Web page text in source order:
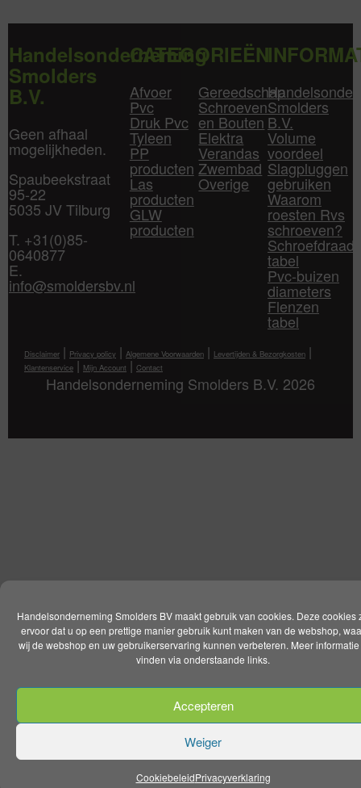
Handelsonderneming Smolders BV maakt gebruik van cookies. Deze cookies
ervoor dat u op een prettige manier gebruik kunt maken van de webshop,
wij de webshop en uw gebruikerservaring kunnen verbeteren. Meer
vinden via onderstaande links.
Accepteren
Weiger
CookiebeleidPrivacyverklaring
Handelsonderneming
Smolders
B.V.
Geen afhaal
mogelijkheden.
Spaubeekstraat
95-22
5035 JV Tilburg
T. +31(0)85-
0640877
E.
info@smoldersbv.nl
CATEGORIEËN
Afvoer
Pvc
Druk Pvc
Tyleen
PP
producten
Las
producten
GLW
producten
Gereedschap
Schroeven
en Bouten
Elektra
Verandas
Zwembad
Overige
Smolders
B.V.
Volume
voordeel
Slagpluggen
gebruiken
Waarom
roesten Rvs
schroeven?
Schroefdraad
tabel
Pvc-buizen
diameters
Flenzen
tabel
Disclaimer | Privacy policy | Algemene Voorwaarden | Levertijden & Bezorgkosten |
Klantenservice | Mijn Account | Contact
Handelsonderneming Smolders B.V. 2026